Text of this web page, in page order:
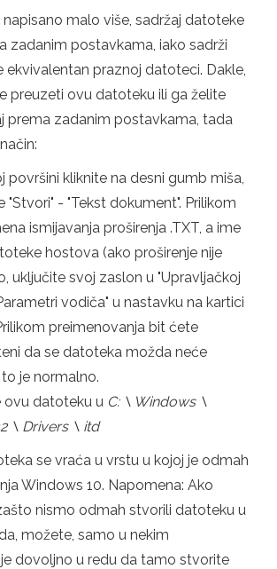
malo više, sadržaj datoteke
zadanim postavkama, iako sadrži
ekvivalentan praznoj datoteci. Dakle,
preuzeti ovu datoteku ili ga želite
prema zadanim postavkama, tada
površini kliknite na desni gumb miša,
"Stvori" - "Tekst dokument". Prilikom
ismijavanja proširenja .TXT, a ime
hostova (ako proširenje nije
uključite svoj zaslon u "Upravljačkoj
vodiča" u nastavku na kartici
preimenovanja bit ćete
da se datoteka možda neće
je normalno.
ovu datoteku u C: \ Windows \
\ Drivers \ itd
se vraća u vrstu u kojoj je odmah
Windows 10. Napomena: Ako
nismo odmah stvorili datoteku u
možete, samo u nekim
dovoljno u redu da tamo stvorite